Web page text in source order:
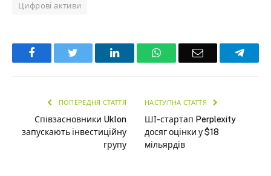
Цифрові активи
Facebook LinkedInWhatsAppEmail
ПОПЕРЕДНЯ СТАТТЯ
Співзасновники Uklon
запускають інвестиційну
групу
НАСТУПНА СТАТТЯ
ШІ-стартап Perplexity
досяг оцінки у $18
мільярдів